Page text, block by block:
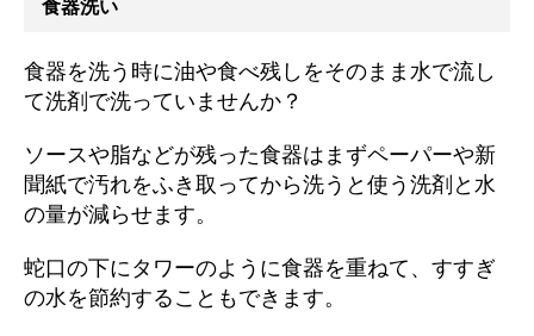
食器洗い
食器を洗う時に油や食べ残しをそのまま水で流し
て洗剤で洗っていませんか？
ソースや脂などが残った食器はまずペーパーや新
聞紙で汚れをふき取ってから洗うと使う洗剤と水
の量が減らせます。
蛇口の下にタワーのように食器を重ねて、すすぎ
の水を節約することもできます。